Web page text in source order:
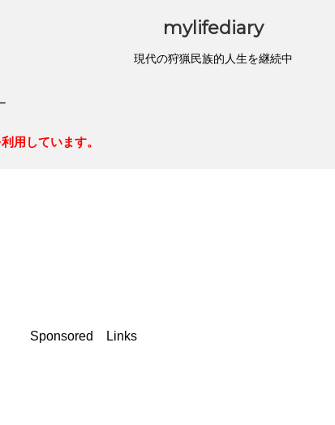
mylifediary
現代の狩猟民族的人生を継続中
用しています。
Sponsored Links